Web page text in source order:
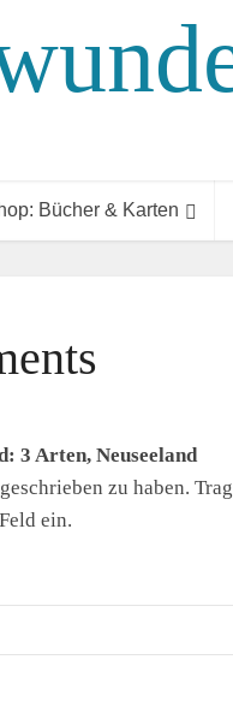
Bücher & Karten
3 Arten, Neuseeland
zu haben. Trag
ein.